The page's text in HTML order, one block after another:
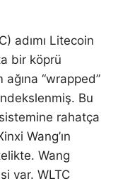
adımı Litecoin
bir köprü
“wrapped”
Bu
rahatça
Wang’ın
Wang
var. WLTC